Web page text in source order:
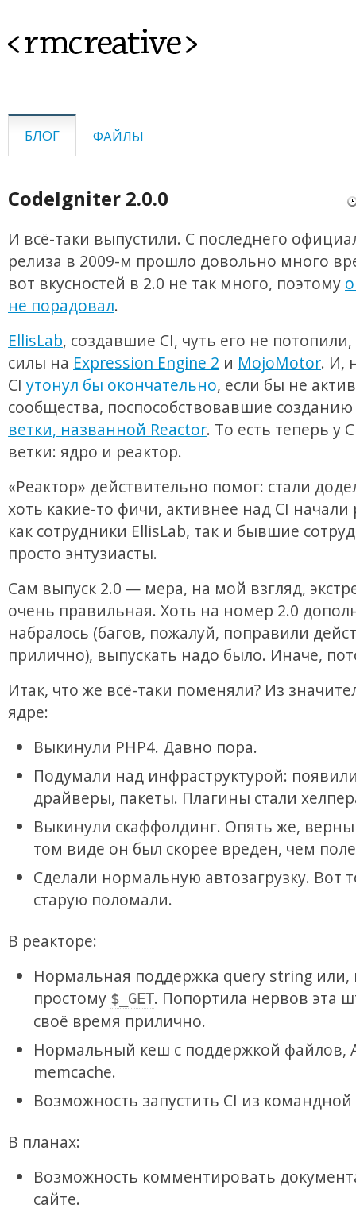
<rmcreative>
БЛОГ ФАЙЛЫ
CodeIgniter 2.0.0
И всё-таки выпустили. С последнего
релиза в 2009-м прошло довольно много
вот вкусностей в 2.0 не так много, поэтому
не порадовал.
EllisLab, создавшие CI, чуть его не
силы на Expression Engine 2 и MojoMotor. И,
CI утонул бы окончательно, если бы не
сообщества, поспособствовавшие созданию
ветки, названной Reactor. То есть теперь у
ветки: ядро и реактор.
«Реактор» действительно помог: стали
хоть какие-то фичи, активнее над CI начали
как сотрудники EllisLab, так и бывшие
просто энтузиасты.
Сам выпуск 2.0 — мера, на мой взгляд,
очень правильная. Хоть на номер 2.0
набралось (багов, пожалуй, поправили
прилично), выпускать надо было. Иначе,
Итак, что же всё-таки поменяли? Из
ядре:
Выкинули PHP4. Давно пора.
Подумали над инфраструктурой:
драйверы, пакеты. Плагины стали
Выкинули скаффолдинг. Опять же,
том виде он был скорее вреден, чем
Сделали нормальную автозагрузку. Вот
старую поломали.
В реакторе:
Нормальная поддержка query string или,
простому $_GET. Попортила нервов эта
своё время прилично.
Нормальный кеш с поддержкой файлов,
memcache.
Возможность запустить CI из командной
В планах:
Возможность комментировать
сайте.